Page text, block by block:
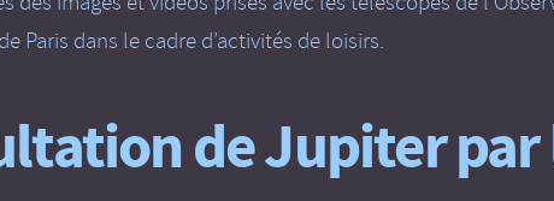
Paris dans le cadre d’activités de loisirs.
de Jupiter